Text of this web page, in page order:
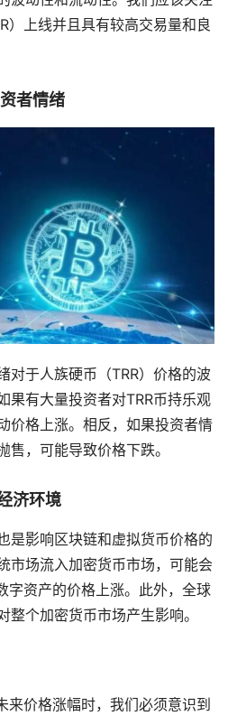
）上线并且具有较高交易量和良
者情绪
对于人族硬币（TRR）价格的波
果有大量投资者对TRR币持乐观
价格上涨。相反，如果投资者情
，可能导致价格下跌。
济环境
是影响区块链和虚拟货币价格的
市场流入加密货币市场，可能会
字资产的价格上涨。此外，全球
个加密货币市场产生影响。
来价格涨幅时，我们必须意识到